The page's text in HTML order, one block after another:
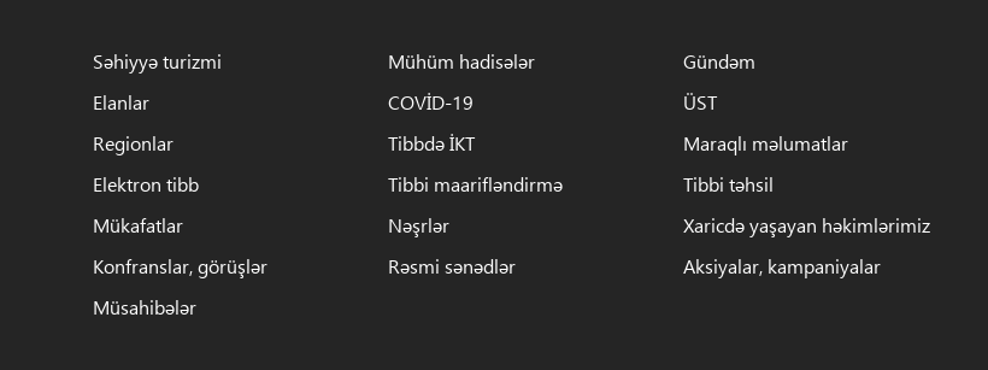
Səhiyyə turizmi Mühüm hadisələr
Gündəm
Elanlar
COVİD-19
ÜST
Regionlar
Tibbdə İKT
Maraqlı məlumatlar
Elektron tibb
Tibbi maarifləndirmə
Tibbi təhsil
Mükafatlar
Nəşrlər
Xaricdə yaşayan həkimlərimiz
Konfranslar, görüşlər
Rəsmi sənədlər
Aksiyalar, kampaniyalar
Müsahibələr